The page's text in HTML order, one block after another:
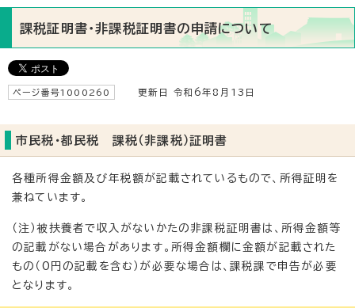
課税証明書・非課税証明書の申請について
ページ番号1000260 更新日 令和6年8月13日
市民税・都民税 課税（非課税）証明書
各種所得金額及び年税額が記載されているもので、所得証明を
兼ねています。
（注）被扶養者で収入がないかたの非課税証明書は、所得金額等
の記載がない場合があります。所得金額欄に金額が記載された
もの（0円の記載を含む）が必要な場合は、課税課で申告が必要
となります。